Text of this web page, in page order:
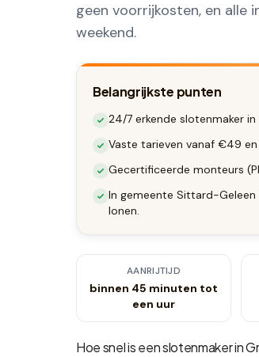
geen voorrijkosten, en alle
weekend.
Belangrijkste punten
24/7 erkende slotenmaker
Vaste tarieven vanaf €49
Gecertificeerde monteurs
In gemeente Sittard-Geleen
lonen.
AANRIJTIJD
binnen 45 minuten tot
een uur
Hoe snel is een slotenmaker in